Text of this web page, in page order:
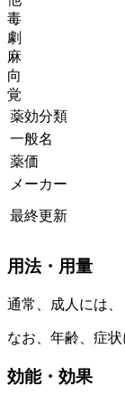
毒
劇
麻
向
覚
薬効分類
一般名
薬価
メーカー
最終更新
用法・用量
通常、成人には
なお、年齢、症状
効能・効果